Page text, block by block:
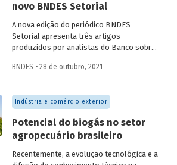
novo BNDES Setorial
A nova edição do periódico BNDES
Setorial apresenta três artigos
produzidos por analistas do Banco sobre
agroecologia, importantes áreas do
sobre os artigos e confira a publicação
completa.
BNDES • 28 de outubro, 2021
Indústria e comércio exterior
Potencial do biogás no setor
agropecuário brasileiro
Recentemente, a evolução tecnológica e a